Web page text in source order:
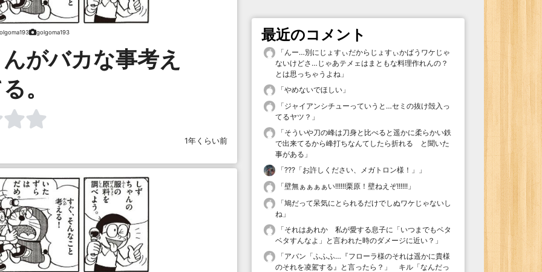
golgoma193
がバカな事考え
。
1年くらい前
最近のコメント
「んー…別にじょすぃだからじょすぃかばうワケじゃ
ないけどさ…じゃあテメェはまともな料理作れんの？
とは思っちゃうよね 」
「やめないでほしい 」
「ジャイアンシチューっていうと…セミの抜け殻入っ
てるヤツ？ 」
「そういや刀の峰は刀身と比べると遥かに柔らかい鉄
で出来てるから峰打ちなんてしたら折れる と聞いた
事がある 」
「???「お許しください、メガトロン様！」
」
「壁無ぁぁぁぁい!!!!!!栗原！壁ねえぞ!!!!!! 」
「鳩だって呆気にとられるだけでしぬワケじゃないし
ね 」
「それはあれか 私が愛する息子に「いつまでもベタ
ベタすんなよ」と言われた時のダメージに近い？ 」
「アバン「ふふふ…『フローラ様のそれは遥かに貴様
のそれを凌駕する』と言ったら？」 キル「なんだっ